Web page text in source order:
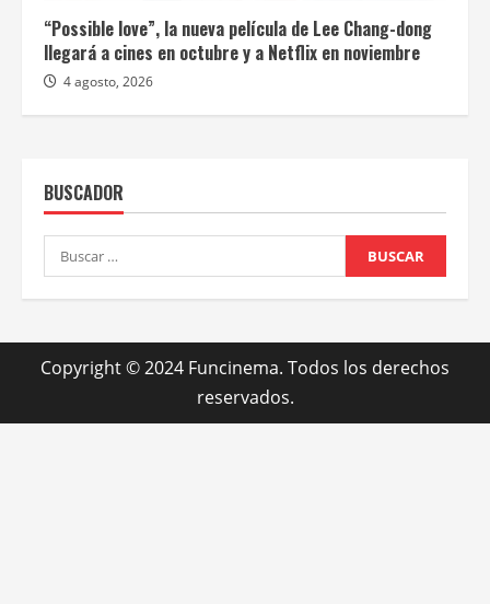
“Possible love”, la nueva película de Lee Chang-dong
llegará a cines en octubre y a Netflix en noviembre
4 agosto, 2026
BUSCADOR
Buscar:
Copyright © 2024 Funcinema. Todos los derechos
reservados.